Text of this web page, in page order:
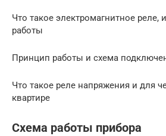
Что такое электромагнитное
работы
Принцип работы и схема
Что такое реле напряжения и для
квартире
Схема работы прибора